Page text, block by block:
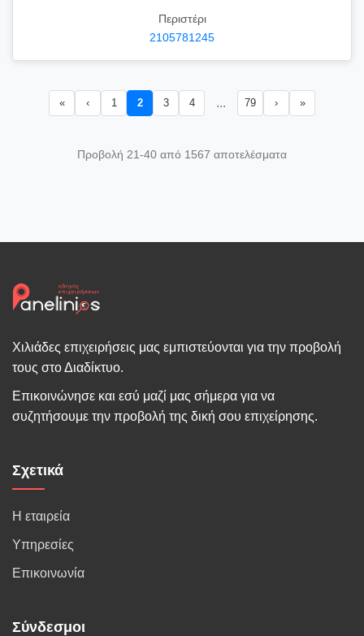
Περιστέρι
2105781245
« ‹ 1 2 3 4 ... 79 › »
Προβολή 21-40 από 1567 αποτελέσματα
Χιλιάδες επιχειρήσεις μας εμπιστεύονται για την προβολή
τους στο Διαδίκτυο.
Επικοινώνησε και εσύ μαζί μας σήμερα για να
συζητήσουμε την προβολή της δική σου επιχείρησης.
Σχετικά
Η εταιρεία
Υπηρεσίες
Επικοινωνία
Σύνδεσμοι